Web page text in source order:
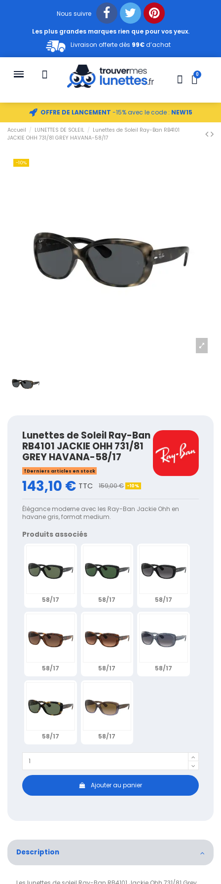
Nous suivre
Les plus grandes marques rien que pour vos yeux.
Livraison offerte dès 99€d’achat
OFFRE DE LANCEMENT -15% avec le code : NEW15
Accueil LUNETTES DE SOLEIL
Lunettes de Soleil Ray-Ban RB4101
JACKIE OHH 731/81 GREY HAVANA-58/17
-10%
Lunettes de Soleil Ray-Ban
RB4101 JACKIE OHH 731/81
GREY HAVANA-58/17
Derniers articles en stock
143,10 € TTC 159,00 € -10%
Élégance moderne avec les Ray-Ban Jackie Ohh en
havane gris, format medium.
Produits associés
58/17 58/17 58/17
58/17 58/17 58/17
58/17 58/17
Ajouter au panier
Description